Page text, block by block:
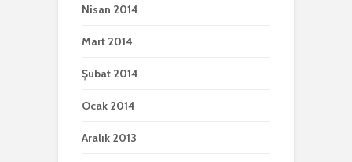
Nisan 2014
Mart 2014
Şubat 2014
Ocak 2014
Aralık 2013